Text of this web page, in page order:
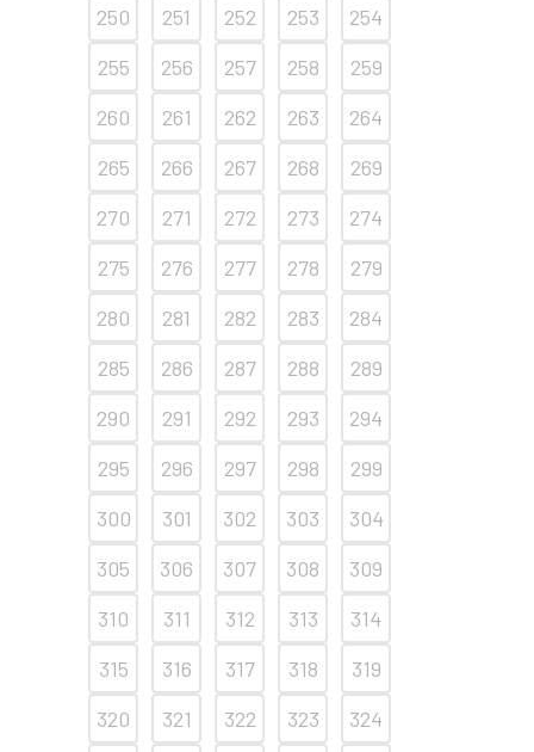
250
251 252 253
254
255
256 257 258
259
260
261 262 263
264
265
266 267 268
269
270
271 272 273
274
275
276 277 278
279
280
281 282 283
284
285
286 287 288
289
290
291 292 293
294
295
296 297 298
299
300
301 302 303
304
305
306 307 308
309
310
311 312 313
314
315
316 317 318
319
320
321 322 323
324